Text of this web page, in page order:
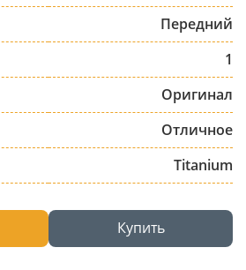
Передний
1
Оригинал
Отличное
Titanium
Купить